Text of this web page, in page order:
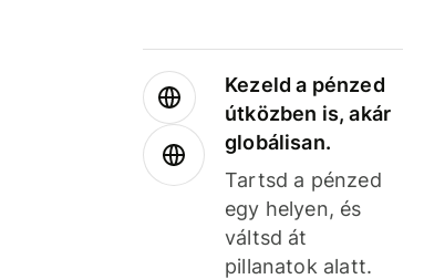
Kezeld a pénzed
útközben is, akár
globálisan.
Tartsd a pénzed
egy helyen, és
váltsd át
pillanatok alatt.